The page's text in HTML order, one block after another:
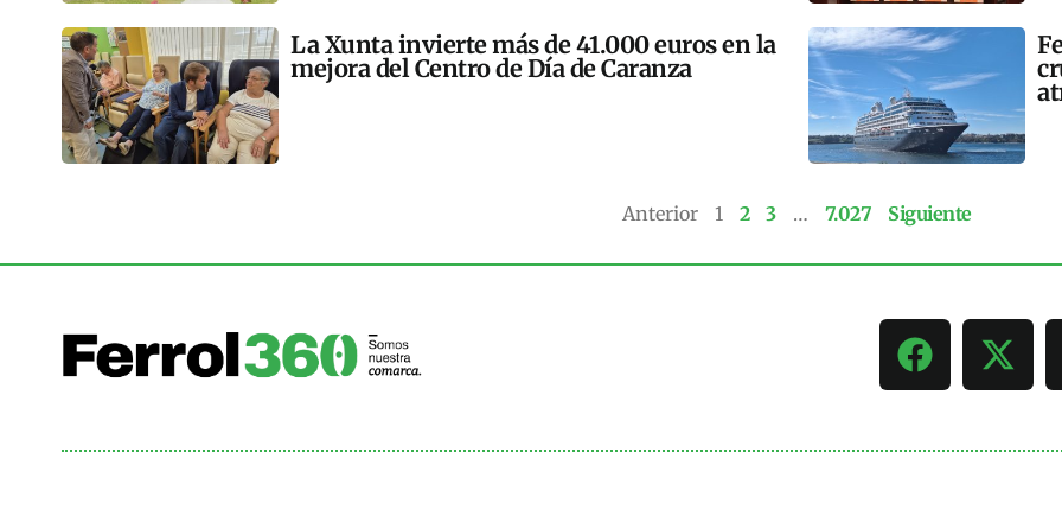
La Xunta invierte más de 41.000 euros en la
mejora del Centro de Día de Caranza
Anterior 1 2 3 … 7.027 Siguiente